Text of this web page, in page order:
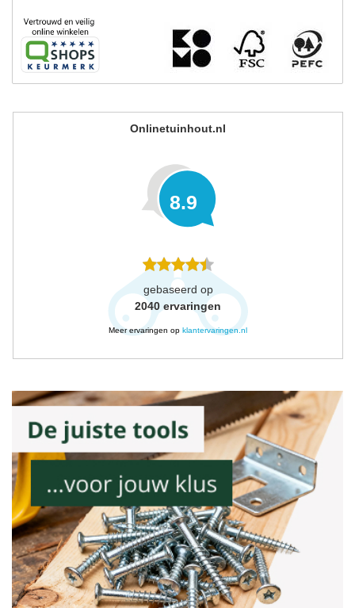
Onlinetuinhout.nl
8.9
gebaseerd op
2040 ervaringen
Meer ervaringen op klantervaringen.nl